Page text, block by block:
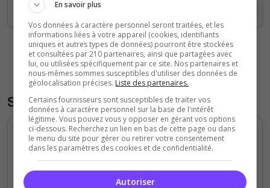
Voir le serveur
Voir tous les serveurs
Statistiques
Votes et clics journaliers
5
En savoir plus
Vos données à caractère personnel seront traitées, et les
informations liées à votre appareil (cookies, identifiants
uniques et autres types de données) pourront être stockées
et consultées par 210 partenaires, ainsi que partagées avec
lui, ou utilisées spécifiquement par ce site. Nos partenaires et
nous-mêmes sommes susceptibles d'utiliser des données de
géolocalisation précises. Liste des partenaires.
Certains fournisseurs sont susceptibles de traiter vos
données à caractère personnel sur la base de l'intérêt
légitime. Vous pouvez vous y opposer en gérant vos options
ci-dessous. Recherchez un lien en bas de cette page ou dans
le menu du site pour gérer ou retirer votre consentement
dans les paramètres des cookies et de confidentialité.
Autoriser